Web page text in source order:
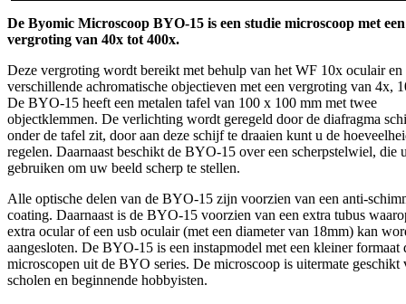
De Byomic Microscoop BYO-15 is een studie microscoop met een
vergroting van 40x tot 400x.
Deze vergroting wordt bereikt met behulp van het WF 10x oculair en
verschillende achromatische objectieven met een vergroting van 4x,
De BYO-15 heeft een metalen tafel van 100 x 100 mm met twee
objectklemmen. De verlichting wordt geregeld door de diafragma
onder de tafel zit, door aan deze schijf te draaien kunt u de
regelen. Daarnaast beschikt de BYO-15 over een scherpstelwiel, die
gebruiken om uw beeld scherp te stellen.
Alle optische delen van de BYO-15 zijn voorzien van een anti-
coating. Daarnaast is de BYO-15 voorzien van een extra tubus
extra ocular of een usb oculair (met een diameter van 18mm) kan
aangesloten. De BYO-15 is een instapmodel met een kleiner formaat
microscopen uit de BYO series. De microscoop is uitermate geschikt
scholen en beginnende hobbyisten.